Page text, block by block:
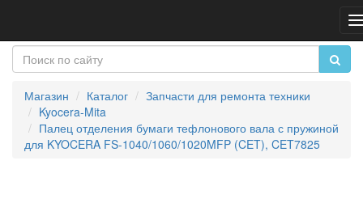
Магазин Каталог
Запчасти для ремонта техники
Kyocera-Mita
Палец отделения бумаги тефлонового вала с пружиной
для KYOCERA FS-1040/1060/1020MFP (CET), CET7825